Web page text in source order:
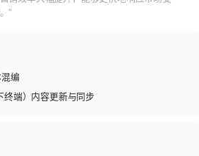
”
编
端）内容更新与同步